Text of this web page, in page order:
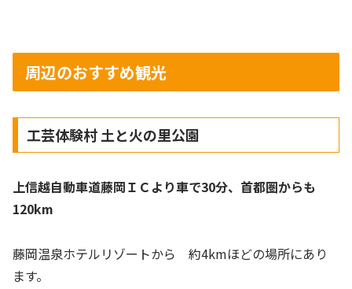
周辺のおすすめ観光
工芸体験村 土と火の里公園
上信越自動車道藤岡ＩＣより車で30分、首都圏からも
120km
藤岡温泉ホテルリゾートから 約4kmほどの場所にあり
ます。